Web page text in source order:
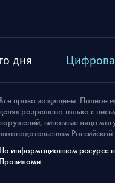
дня
Все права защищены. Полное
целях разрешено только с
нарушений, виновные лица
законодательством
На информационном ресурсе
Правилами